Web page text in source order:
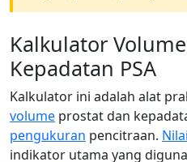
Kalkulator
Kepadatan PSA
Kalkulator ini adalah alat
volume prostat dan
pengukuran pencitraan. Nilai
indikator utama yang